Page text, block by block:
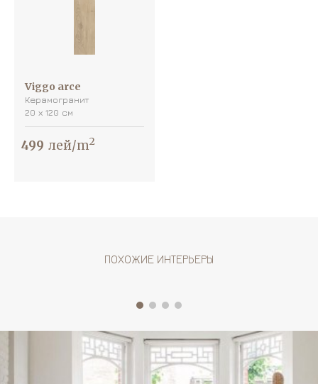
Viggo arce
Керамогранит
20 х 120 см
499 лей/m2
ПОХОЖИЕ ИНТЕРЬЕРЫ